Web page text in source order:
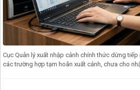
Cục Quản lý xuất nhập cảnh chính thức dừng
các trường hợp tạm hoãn xuất cảnh, chưa cho